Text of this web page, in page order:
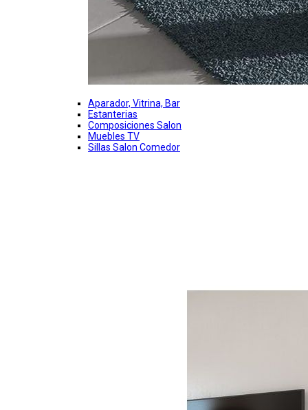
Aparador, Vitrina, Bar
Estanterias
Composiciones Salon
Muebles TV
Sillas Salon Comedor